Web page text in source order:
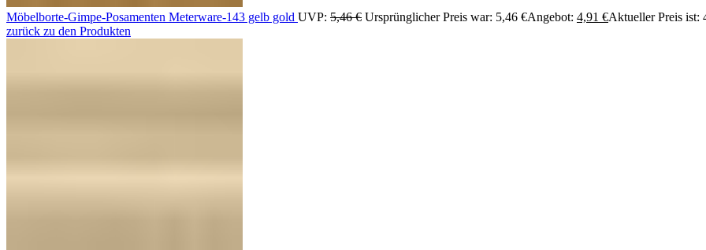
Möbelborte-Gimpe-Posamenten Meterware-143 gelb gold UVP: 5,46€ Ursprünglicher Preis war: 5,46 €Angebot: 4,91 €Aktueller Preis ist:
zurück zu den Produkten